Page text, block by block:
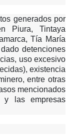
generados por
Piura, Tintaya
Tía María
detenciones
uso excesivo
existencia
entre otras
mencionados
y las empresas